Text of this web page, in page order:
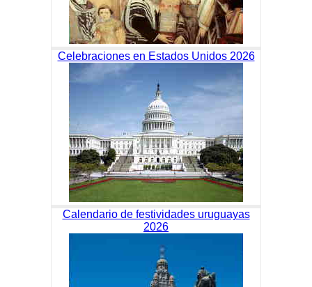
Celebraciones en Estados Unidos 2026
Calendario de festividades uruguayas
2026